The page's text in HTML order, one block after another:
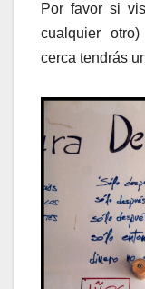
Por favor si
cualquier
cerca tendrás